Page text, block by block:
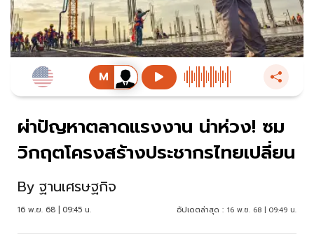
ผ่าปัญหาตลาดแรงงาน น่าห่วง! ซม
วิกฤตโครงสร้างประชากรไทยเปลี่ยน
By ฐานเศรษฐกิจ
16 พ.ย. 68 | 09:45 น. อัปเดตล่าสุด : 16 พ.ย. 68 | 09:49 น.